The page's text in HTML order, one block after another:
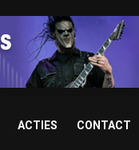
ACTIES CONTACT